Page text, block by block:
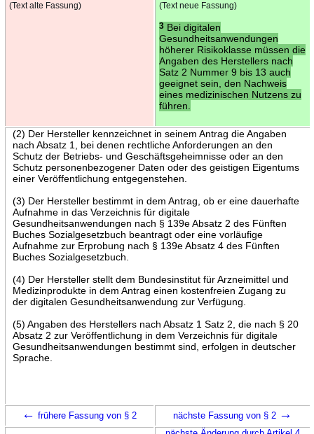
(Text alte Fassung) (Text neue Fassung)
3Bei digitalen
Gesundheitsanwendungen
höherer Risikoklasse müssen die
Angaben des Herstellers nach
Satz 2 Nummer 9 bis 13 auch
geeignet sein, den Nachweis
eines medizinischen Nutzens zu
führen.
(2) Der Hersteller kennzeichnet in seinem Antrag die Angaben
nach Absatz 1, bei denen rechtliche Anforderungen an den
Schutz der Betriebs- und Geschäftsgeheimnisse oder an den
Schutz personenbezogener Daten oder des geistigen Eigentums
einer Veröffentlichung entgegenstehen.
(3) Der Hersteller bestimmt in dem Antrag, ob er eine dauerhafte
Aufnahme in das Verzeichnis für digitale
Gesundheitsanwendungen nach § 139e Absatz 2 des Fünften
Buches Sozialgesetzbuch beantragt oder eine vorläufige
Aufnahme zur Erprobung nach § 139e Absatz 4 des Fünften
Buches Sozialgesetzbuch.
(4) Der Hersteller stellt dem Bundesinstitut für Arzneimittel und
Medizinprodukte in dem Antrag einen kostenfreien Zugang zu
der digitalen Gesundheitsanwendung zur Verfügung.
(5) Angaben des Herstellers nach Absatz 1 Satz 2, die nach § 20
Absatz 2 zur Veröffentlichung in dem Verzeichnis für digitale
Gesundheitsanwendungen bestimmt sind, erfolgen in deutscher
Sprache.
← frühere Fassung von § 2 nächste Fassung von § 2 →